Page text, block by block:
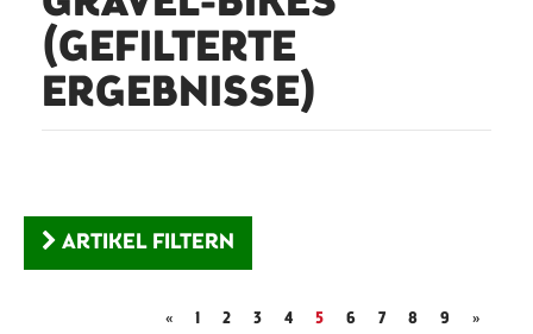
(GEFILTERTE
ERGEBNISSE)
ARTIKEL FILTERN
« 1 2 3 4 5 6 7 8 9
»